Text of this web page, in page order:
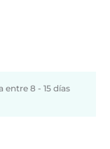
entre 8 - 15 días